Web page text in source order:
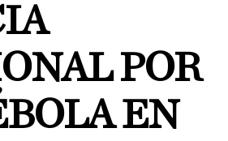
POR
EN